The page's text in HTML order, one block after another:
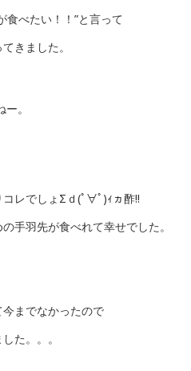
食べたい！！”と言って
きました。
。
レでしょΣｄ(ﾟ∀ﾟ)ｨヵ酢!!
手羽先が食べれて幸せでした。
までなかったので
た。。。